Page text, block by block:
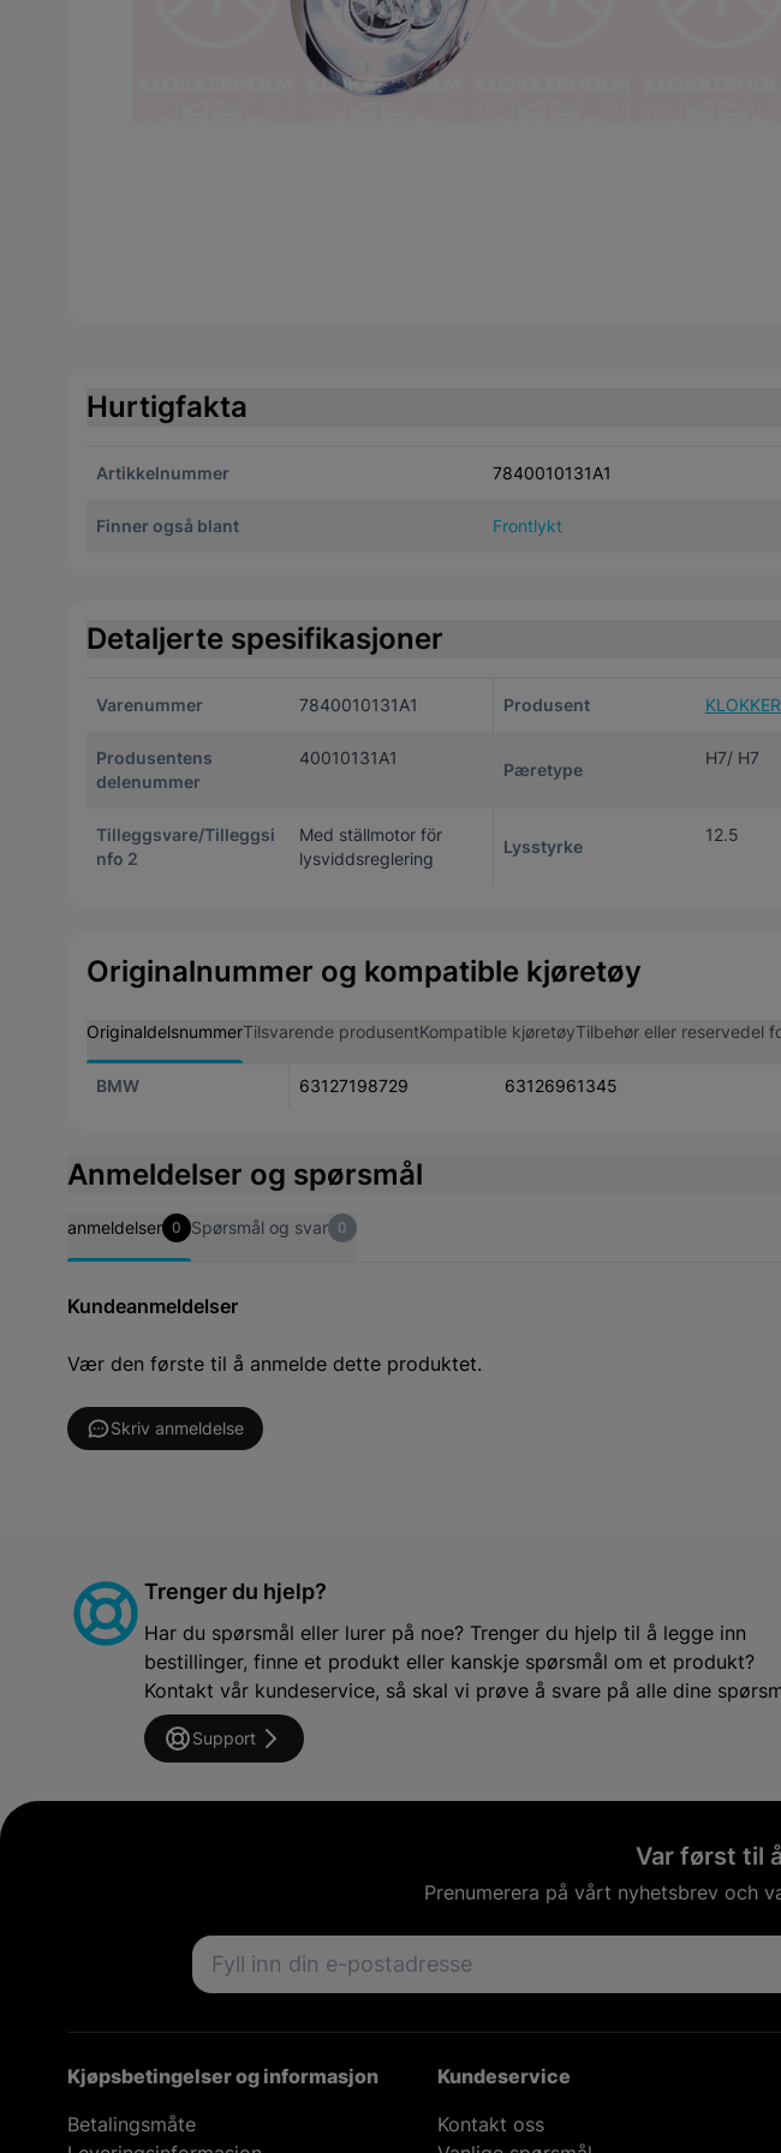
Hurtigfakta
Artikkelnummer 7840010131A1
Finner også blant Frontlykt
Detaljerte spesifikasjoner
Varenummer 7840010131A1 Produsent
Produsentens
delenummer
40010131A1
Pæretype
H7/ H7
Tilleggsvare/Tilleggsi
nfo 2
Med ställmotor för
lysviddsreglering
Lysstyrke
12.5
Originalnummer og kompatible kjøretøy
OriginaldelsnummerTilsvarende produsentKompatible kjøretøyTilbehør eller reservedel
BMW 63127198729 63126961345
Anmeldelser og spørsmål
anmeldelser 0 Spørsmål og svar 0
Kundeanmeldelser
Vær den første til å anmelde dette produktet.
Skriv anmeldelse
Trenger du hjelp?
Har du spørsmål eller lurer på noe? Trenger du hjelp til å legge inn
bestillinger, finne et produkt eller kanskje spørsmål om et produkt?
Kontakt vår kundeservice, så skal vi prøve å svare på alle dine
Support
Var først til
Prenumerera på vårt nyhetsbrev och
Email address
Kjøpsbetingelser og informasjon
Betalingsmåte
Kundeservice
Kontakt oss